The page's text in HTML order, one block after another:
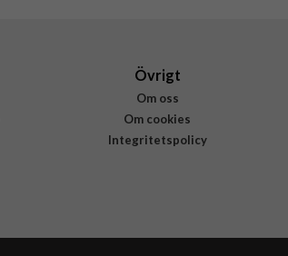
Övrigt
Om oss
Om cookies
Integritetspolicy